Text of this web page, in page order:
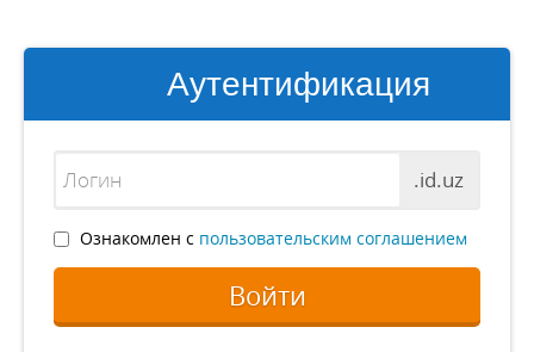
Аутентификация
.id.uz
Ознакомлен с пользовательским соглашением
Войти